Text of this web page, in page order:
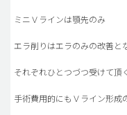
ミニＶラインは顎先のみ
エラ削りはエラのみの改善と
それぞれひとつづつ受けて頂
手術費用的にもＶライン形成